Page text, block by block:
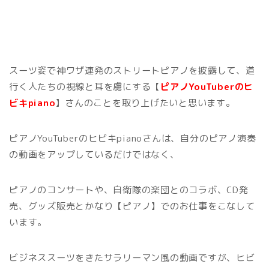
スーツ姿で神ワザ連発のストリートピアノを披露して、道
行く人たちの視線と耳を虜にする【 ピアノYouTuberのヒ
ビキpiano】さんのことを取り上げたいと思います。
ピアノYouTuberのヒビキpianoさんは、自分のピアノ演奏
の動画をアップしているだけではなく、
ピアノのコンサートや、自衛隊の楽団とのコラボ、CD発
売、グッズ販売とかなり【ピアノ】でのお仕事をこなして
います。
ビジネススーツをきたサラリーマン風の動画ですが、ヒビ